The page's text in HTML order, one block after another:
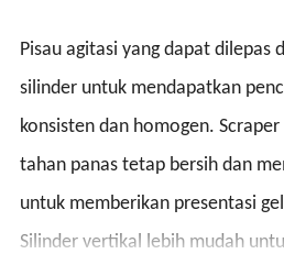
Pisau agitasi yang dapat dilepas
silinder untuk mendapatkan
konsisten dan homogen.
tahan panas tetap bersih dan
untuk memberikan presentasi
Silinder vertikal lebih mudah